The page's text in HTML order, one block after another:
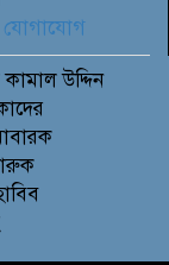
যোগাযোগ
উদ্দিন